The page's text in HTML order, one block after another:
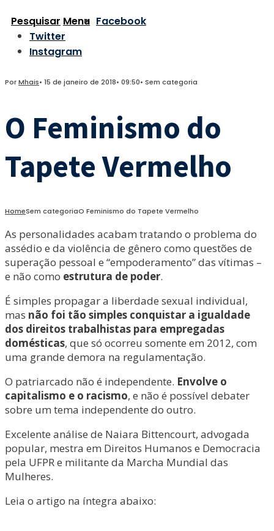
Pesquisar Menu Facebook
Twitter
Instagram
PorMhais• 15 de janeiro de 2018• 09:50• Sem categoria
O Feminismo do
Tapete Vermelho
HomeSem categoriaO Feminismo do Tapete Vermelho
As personalidades acabam tratando o problema do
assédio e da violência de gênero como questões de
superação pessoal e “empoderamento” das vítimas –
e não como estrutura de poder.
É simples propagar a liberdade sexual individual,
mas não foi tão simples conquistar a igualdade
dos direitos trabalhistas para empregadas
domésticas, que só ocorreu somente em 2012, com
uma grande demora na regulamentação.
O patriarcado não é independente. Envolve o
capitalismo e o racismo, e não é possível debater
sobre um tema independente do outro.
Excelente análise de Naiara Bittencourt, advogada
popular, mestra em Direitos Humanos e Democracia
pela UFPR e militante da Marcha Mundial das
Mulheres.
Leia o artigo na íntegra abaixo: